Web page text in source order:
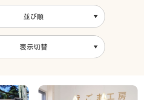
並び順
表示切替